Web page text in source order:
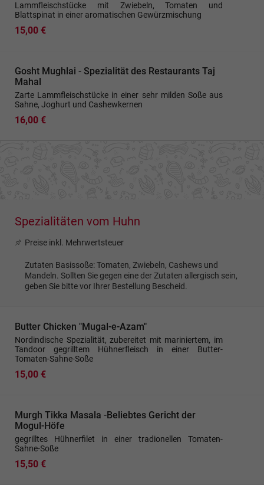
Lammfleischstücke mit Zwiebeln, Tomaten und
Blattspinat in einer aromatischen Gewürzmischung
15,00 €
Gosht Mughlai - Spezialität des Restaurants Taj
Mahal
Zarte Lammfleischstücke in einer sehr milden Soße aus
Sahne, Joghurt und Cashewkernen
16,00 €
Spezialitäten vom Huhn
Preise inkl. Mehrwertsteuer
Zutaten Basissoße: Tomaten, Zwiebeln, Cashews und
Mandeln. Sollten Sie gegen eine der Zutaten allergisch sein,
geben Sie bitte vor Ihrer Bestellung Bescheid.
Butter Chicken "Mugal-e-Azam"
Nordindische Spezialität, zubereitet mit mariniertem, im
Tandoor gegrilltem Hühnerfleisch in einer Butter-
Tomaten-Sahne-Soße
15,00 €
Murgh Tikka Masala -Beliebtes Gericht der
Mogul-Höfe
gegrilltes Hühnerfilet in einer tradionellen Tomaten-
Sahne-Soße
15,50 €